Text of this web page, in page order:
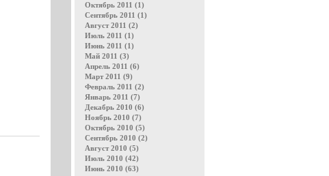
Октябрь 2011 (1)
Сентябрь 2011 (1)
Август 2011 (2)
Июль 2011 (1)
Июнь 2011 (1)
Май 2011 (3)
Апрель 2011 (6)
Март 2011 (9)
Февраль 2011 (2)
Январь 2011 (7)
Декабрь 2010 (6)
Ноябрь 2010 (7)
Октябрь 2010 (5)
Сентябрь 2010 (2)
Август 2010 (5)
Июль 2010 (42)
Июнь 2010 (63)